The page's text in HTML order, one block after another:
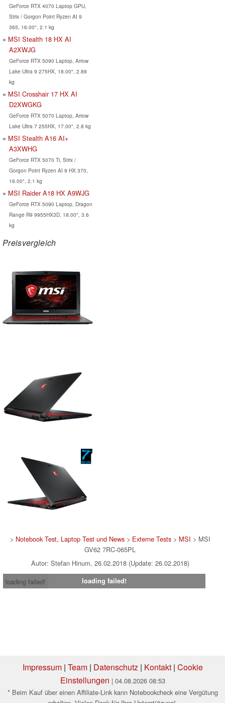
GeForce RTX 4070 Laptop GPU,
Strix / Gorgon Point Ryzen AI 9
365, 16.00", 2.1 kg
MSI Stealth 18 HX AI
A2XWJG
GeForce RTX 5090 Laptop, Arrow
Lake Ultra 9 275HX, 18.00", 2.89
kg
MSI Crosshair 17 HX AI
D2XWGKG
GeForce RTX 5070 Laptop, Arrow
Lake Ultra 7 255HX, 17.00", 2.8 kg
MSI Stealth A16 AI+
A3XWHG
GeForce RTX 5070 Ti, Strix /
Gorgon Point Ryzen AI 9 HX 370,
16.00", 2.1 kg
MSI Raider A18 HX A9WJG
GeForce RTX 5090 Laptop, Dragon
Range R9 9955HX3D, 18.00", 3.6
kg
Preisvergleich
> Notebook Test, Laptop Test und News> Externe Tests> MSI > MSI
GV62 7RC-065PL
Autor: Stefan Hinum, 26.02.2018 (Update: 26.02.2018)
loading failed!
loading failed!
Impressum| Team| Datenschutz | Kontakt| Cookie
Einstellungen | 04.08.2026 08:53
* Beim Kauf über einen Affiliate-Link kann Notebookcheck eine Vergütung